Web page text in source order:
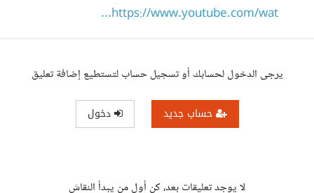
https://www.youtube.com/wat...
يرجى الدخول لحسابك أو تسجيل حساب لتستطيع إضافة تعليق
حساب جديد دخول
لا يوجد تعليقات بعد، كن أول من يبدأ النقاش